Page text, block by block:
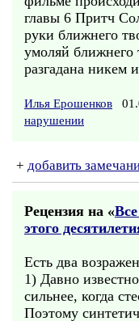
главы 6 Притч
руки ближнего
умоляй ближнего
разгадана никем
Илья Ерошенков
нарушении
+ добавить
Рецензия на «
этого
Есть два
1) Давно
сильнее, когда
Поэтому